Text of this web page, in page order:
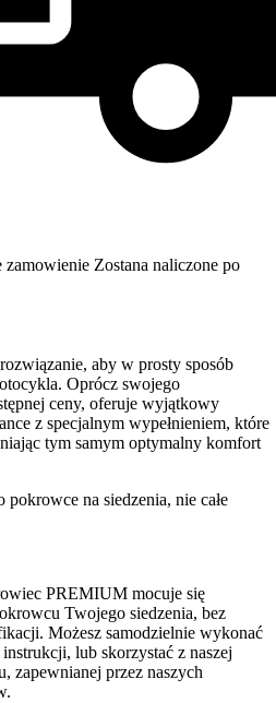
zamowienie Zostana naliczone po
aby w prosty sposób
Oprócz swojego
ceny, oferuje wyjątkowy
z specjalnym wypełnieniem, które
tym samym optymalny komfort
na siedzenia, nie całe
PREMIUM mocuje się
Twojego siedzenia, bez
Możesz samodzielnie wykonać
lub skorzystać z naszej
zapewnianej przez naszych